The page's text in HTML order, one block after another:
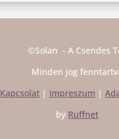
©Solan - A Csendes
Minden jog
Kapcsolat| Impreszum |
by Ruffnet